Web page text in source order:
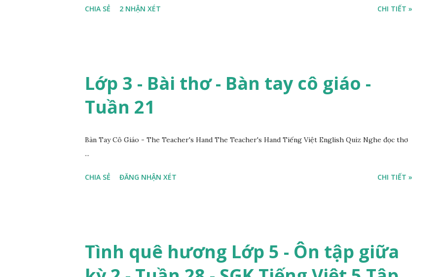
CHIA SẺ 2 NHẬN XÉT CHI TIẾT »
Lớp 3 - Bài thơ - Bàn tay cô giáo -
Tuần 21
Bàn Tay Cô Giáo - The Teacher's Hand The Teacher's Hand Tiếng Việt English Quiz Nghe đọc thơ
...
CHIA SẺ ĐĂNG NHẬN XÉT CHI TIẾT »
Tình quê hương Lớp 5 - Ôn tập giữa